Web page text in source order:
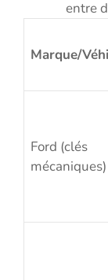
entre
Marque/
Ford (clés
mécaniques)